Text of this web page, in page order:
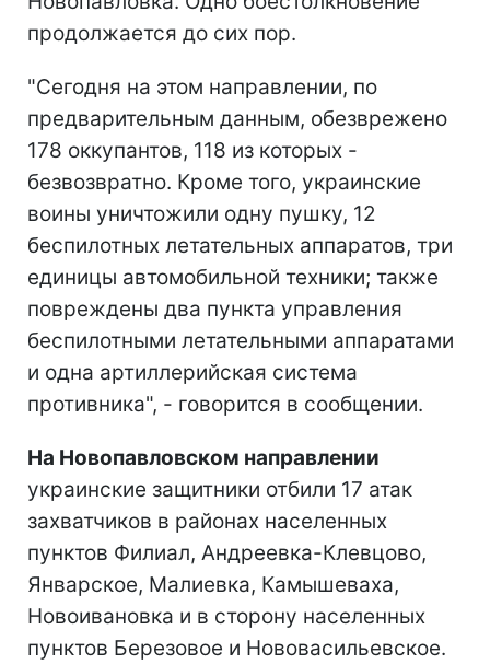
продолжается до сих пор.
"Сегодня на этом направлении, по
предварительным данным, обезврежено
178 оккупантов, 118 из которых -
безвозвратно. Кроме того, украинские
воины уничтожили одну пушку, 12
беспилотных летательных аппаратов, три
единицы автомобильной техники; также
повреждены два пункта управления
беспилотными летательными аппаратами
и одна артиллерийская система
противника", - говорится в сообщении.
На Новопавловском направлении
украинские защитники отбили 17 атак
захватчиков в районах населенных
пунктов Филиал, Андреевка-Клевцово,
Январское, Малиевка, Камышеваха,
Новоивановка и в сторону населенных
пунктов Березовое и Нововасильевское.